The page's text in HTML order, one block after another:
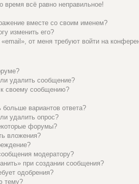
время всё равно неправильное!
вместе со своим именем?
изменить его?
от меня требуют войти на
удалить сообщение?
своему сообщению?
вариантов ответа?
удалить опрос?
форумы?
вложения?
модератору?
при создании сообщения?
одобрения?
тему?